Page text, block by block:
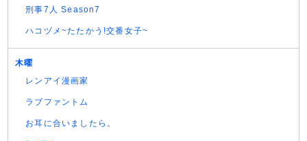
刑事7人 Season7
ハコヅメ~たたかう!交番女子~
木曜
レンアイ漫画家
ラブファントム
お耳に合いましたら。